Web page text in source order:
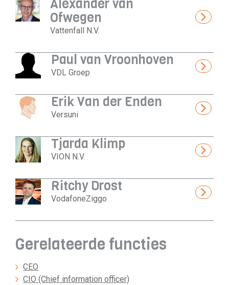
Alexander van
Ofwegen
Vattenfall N.V.
Paul van Vroonhoven
VDL Groep
Erik Van der Enden
Versuni
Tjarda Klimp
VION N.V.
Ritchy Drost
VodafoneZiggo
Gerelateerde functies
CEO
CIO (Chief information officer)